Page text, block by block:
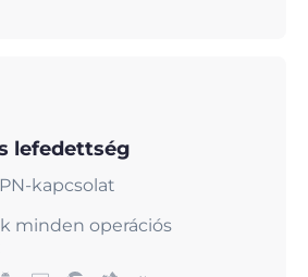
lefedettség
kapcsolat
minden operációs